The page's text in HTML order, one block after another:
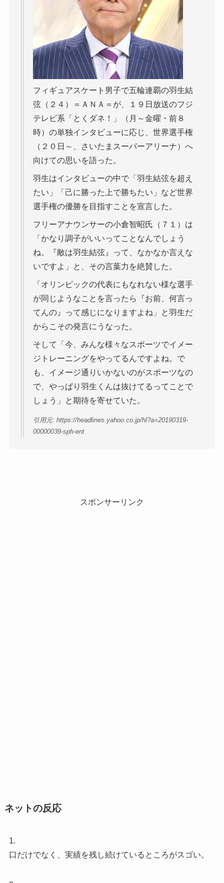
フィギュアスケート男子で五輪連覇の羽生結
弦（２４）＝ＡＮＡ＝が、１９日放送のフジ
テレビ系「とくダネ！」（月～金曜・前８
時）の単独インタビューに応じ、世界選手権
（２０日～、さいたまスーパーアリーナ）へ
向けての思いを語った。
羽生はインタビューの中で「羽生結弦を超え
たい」「己に勝った上で勝ちたい」など世界
選手権の優勝を目指すことを宣言した。
フリーアナウンサーの小倉智昭氏（７１）は
「かなり調子がいいってことなんでしょう
ね。『敵は羽生結弦』って、なかなか言えな
いですよ」と、その言葉力を絶賛した。
「オリンピックの代表にもなれない様な選手
が同じようなことを言ったら『お前、何言っ
てんの』って感じになりますよね」と羽生だ
からこその発言にうなった。
そして「今、みんな様々なスポーツでイメー
ジトレーニングをやってるんですよね。で
も、イメージ通りいかないのがスポーツなの
で、やっぱり羽生くんは抜けてるってことで
しょう」と期待を寄せていた。
引用元: https://headlines.yahoo.co.jp/hl?a=20190319-
00000039-sph-ent
スポンサーリンク
ネットの反応
1.
口だけでなく、実績を残し続けているところがスゴい。